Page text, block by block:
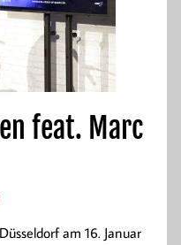
feat. Marc
am 16. Januar